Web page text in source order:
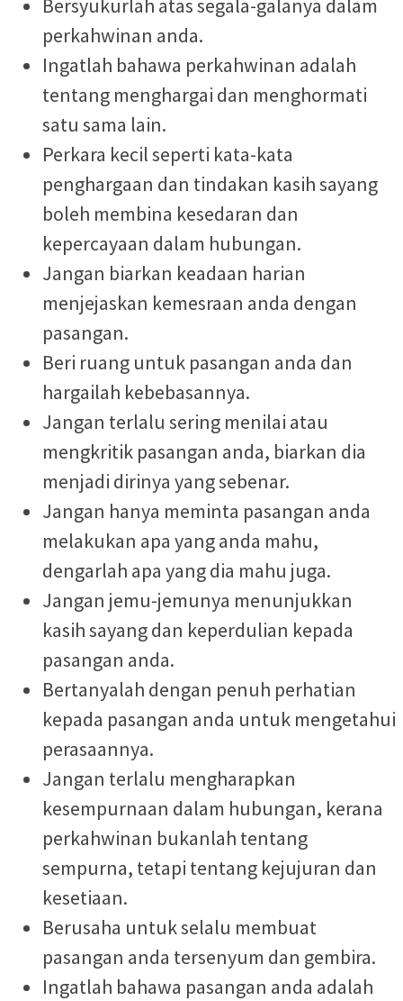
Bersyukurlah atas segala-galanya dalam
perkahwinan anda.
Ingatlah bahawa perkahwinan adalah
tentang menghargai dan menghormati
satu sama lain.
Perkara kecil seperti kata-kata
penghargaan dan tindakan kasih sayang
boleh membina kesedaran dan
kepercayaan dalam hubungan.
Jangan biarkan keadaan harian
menjejaskan kemesraan anda dengan
pasangan.
Beri ruang untuk pasangan anda dan
hargailah kebebasannya.
Jangan terlalu sering menilai atau
mengkritik pasangan anda, biarkan dia
menjadi dirinya yang sebenar.
Jangan hanya meminta pasangan anda
melakukan apa yang anda mahu,
dengarlah apa yang dia mahu juga.
Jangan jemu-jemunya menunjukkan
kasih sayang dan keperdulian kepada
pasangan anda.
Bertanyalah dengan penuh perhatian
kepada pasangan anda untuk mengetahui
perasaannya.
Jangan terlalu mengharapkan
kesempurnaan dalam hubungan, kerana
perkahwinan bukanlah tentang
sempurna, tetapi tentang kejujuran dan
kesetiaan.
Berusaha untuk selalu membuat
pasangan anda tersenyum dan gembira.
Ingatlah bahawa pasangan anda adalah